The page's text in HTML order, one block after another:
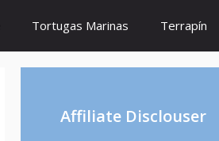
Tortugas Marinas Terrapín
Affiliate Disclouser